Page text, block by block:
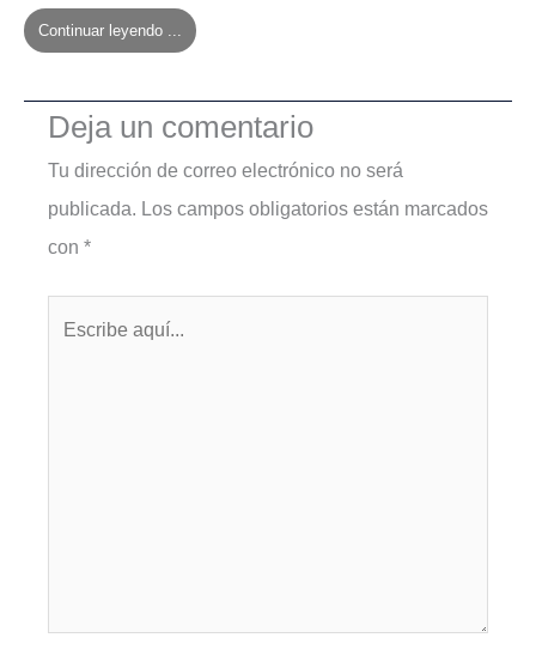
Continuar leyendo ...
Deja un comentario
Tu dirección de correo electrónico no será
publicada. Los campos obligatorios están marcados
con *